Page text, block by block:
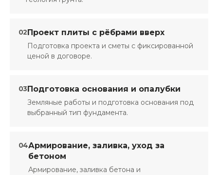
02 Проект плиты с рёбрами вверх
Подготовка проекта и сметы с фиксированной
ценой в договоре.
03 Подготовка основания и опалубки
Земляные работы и подготовка основания под
выбранный тип фундамента.
04Армирование, заливка, уход за
бетоном
Армирование, заливка бетона и